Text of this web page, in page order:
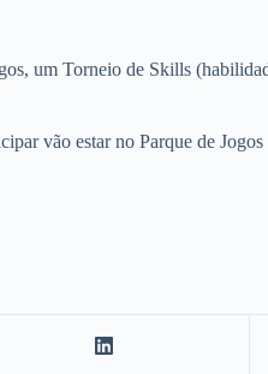
um Torneio de Skills
vão estar no Parque de